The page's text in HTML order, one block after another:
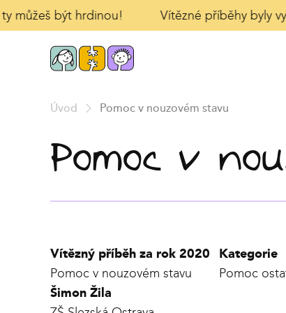
můžeš být hrdinou! Vítězné příběhy byly
Úvod Pomoc v nouzovém stavu
Pomoc v
Vítězný příběh za rok 2020
Pomoc v nouzovém stavu
Kategorie
Pomoc
Šimon Žila